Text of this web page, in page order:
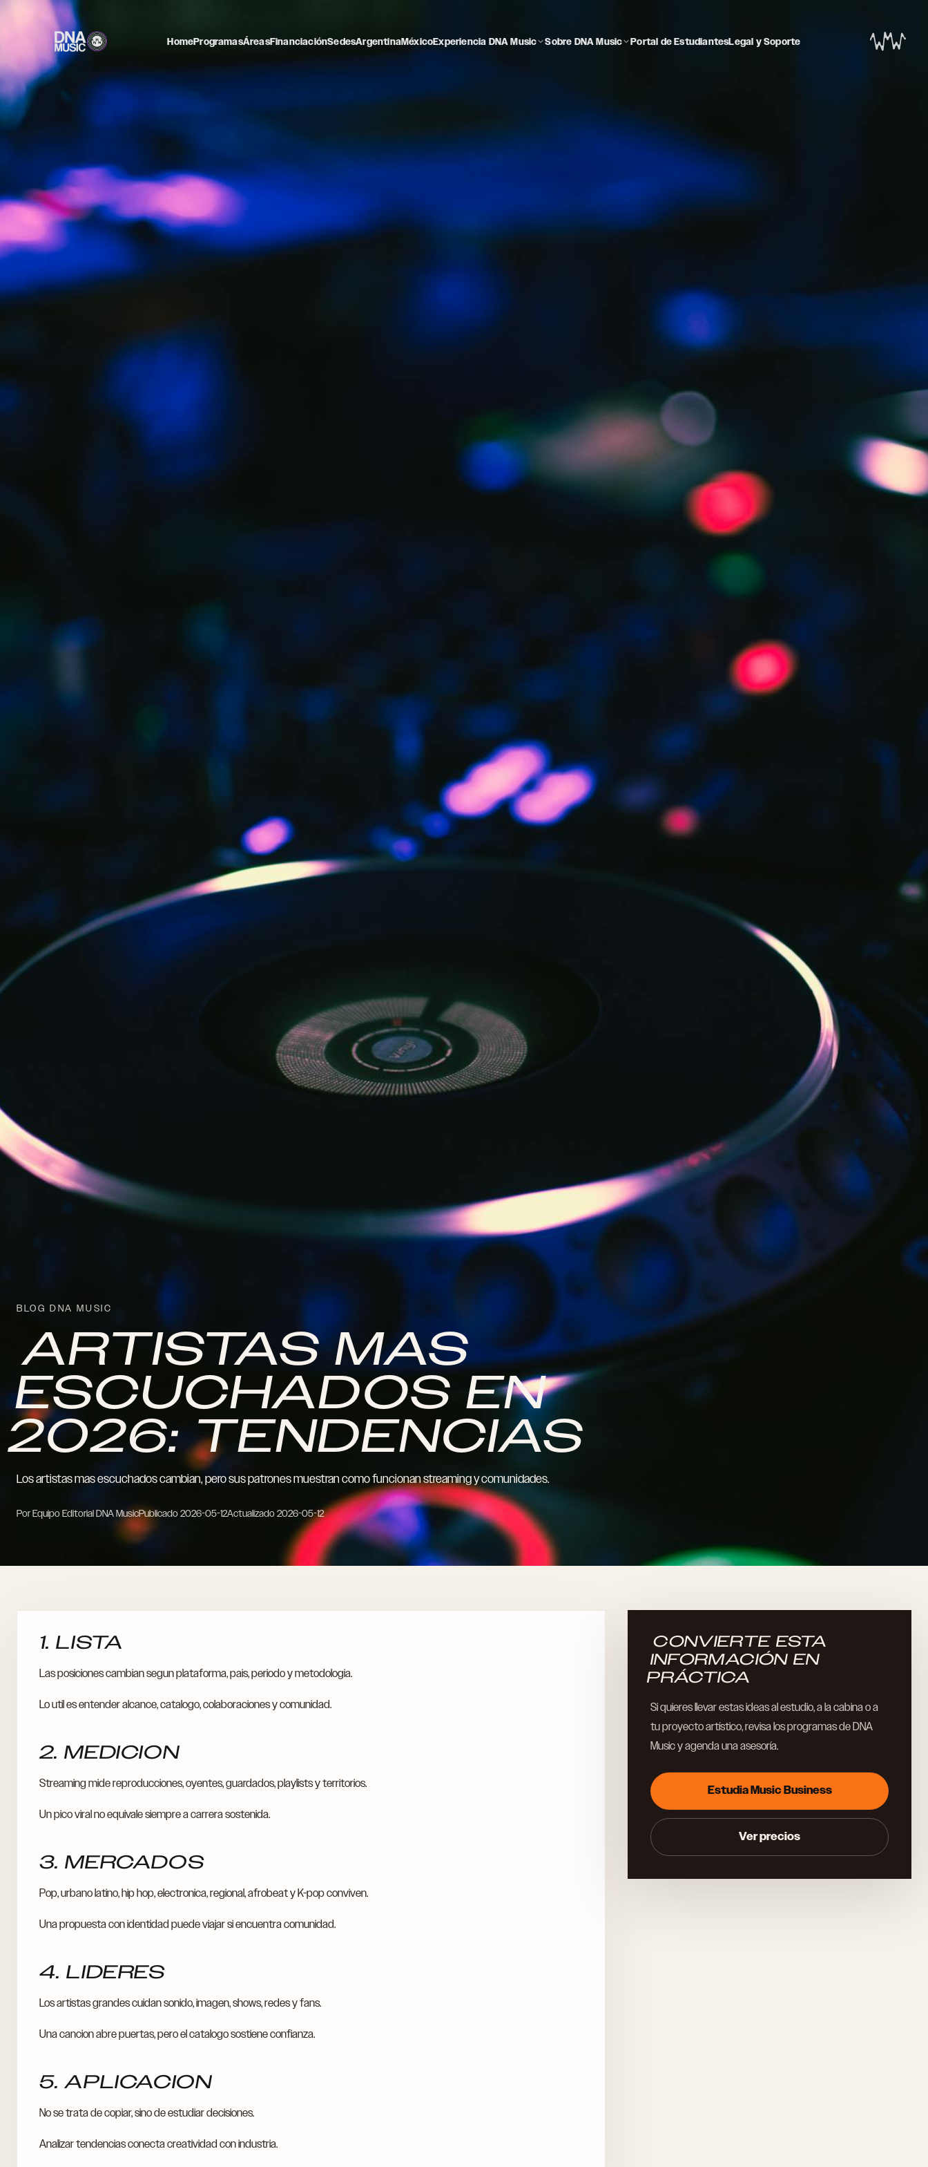
HomeProgramasÁreasFinanciaciónSedesArgentinaMéxicoExperiencia DNA Music Sobre DNA Music Portal de EstudiantesLegal y Soporte
BLOG DNA MUSIC
ARTISTAS MAS
ESCUCHADOS EN
2026: TENDENCIAS
Los artistas mas escuchados cambian, pero sus patrones muestran como funcionan streaming y comunidades.
Por Equipo Editorial DNA MusicPublicado2026-05-12Actualizado2026-05-12
1. LISTA
Las posiciones cambian segun plataforma, pais, periodo y metodologia.
Lo util es entender alcance, catalogo, colaboraciones y comunidad.
2. MEDICION
Streaming mide reproducciones, oyentes, guardados, playlists y territorios.
Un pico viral no equivale siempre a carrera sostenida.
3. MERCADOS
Pop, urbano latino, hip hop, electronica, regional, afrobeat y K-pop conviven.
Una propuesta con identidad puede viajar si encuentra comunidad.
4. LIDERES
Los artistas grandes cuidan sonido, imagen, shows, redes y fans.
Una cancion abre puertas, pero el catalogo sostiene confianza.
5. APLICACION
No se trata de copiar, sino de estudiar decisiones.
Analizar tendencias conecta creatividad con industria.
CONVIERTE ESTA
INFORMACIÓN EN
PRÁCTICA
Si quieres llevar estas ideas al estudio, a la cabina o a
tu proyecto artístico, revisa los programas de DNA
Music y agenda una asesoría.
Estudia Music Business
Ver precios